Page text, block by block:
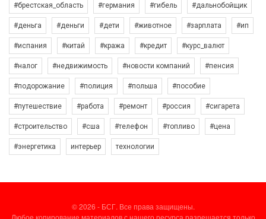
#брестская_область #германия #гибель #дальнобойщик
#деньга #деньги #дети #животное #зарплата #ип
#испания #китай #кража #кредит #курс_валют
#налог #недвижимость #новости компаний #пенсия
#подорожание #полиция #польша #пособие
#путешествие #работа #ремонт #россия #сигарета
#строительство #сша #телефон #топливо #цена
#энергетика интерьер технологии
© 2026 - БСГ. Все права защищены.
Любое копирование материалов с нашего ресурса разрешается только